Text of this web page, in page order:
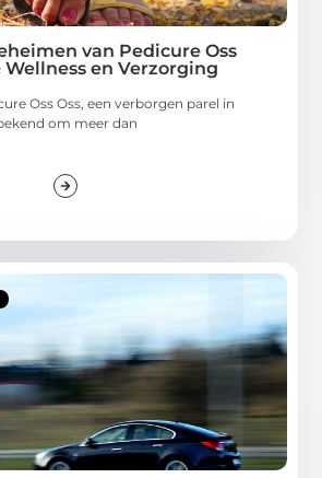
van Pedicure Oss
en Verzorging
Oss Oss, een verborgen parel in
om meer dan